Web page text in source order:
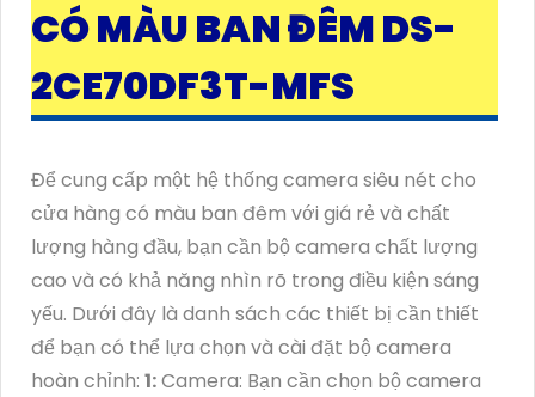
CÓ MÀU BAN ĐÊM DS-
2CE70DF3T-MFS
Để cung cấp một hệ thống camera siêu nét cho
cửa hàng có màu ban đêm với giá rẻ và chất
lượng hàng đầu, bạn cần bộ camera chất lượng
cao và có khả năng nhìn rõ trong điều kiện sáng
yếu. Dưới đây là danh sách các thiết bị cần thiết
để bạn có thể lựa chọn và cài đặt bộ camera
hoàn chỉnh: 1:Camera: Bạn cần chọn bộ camera